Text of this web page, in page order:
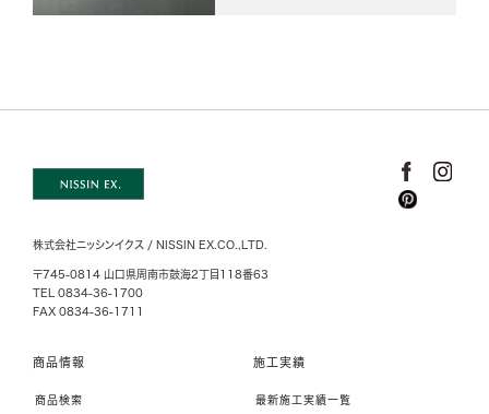
株式会社ニッシンイクス / NISSIN EX.CO.,LTD.
〒745-0814 山口県周南市鼓海2丁目118番63
TEL 0834-36-1700
FAX 0834-36-1711
商品情報
商品検索
施工実績
最新施工実績一覧